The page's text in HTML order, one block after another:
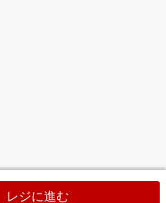
レジに進む